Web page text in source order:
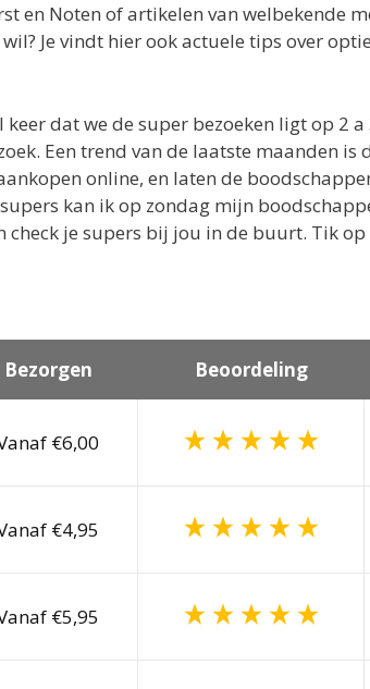
en Noten of artikelen van welbekende
Je vindt hier ook actuele tips over
dat we de super bezoeken ligt op 2
Een trend van de laatste maanden
online, en laten de
kan ik op zondag mijn
check je supers bij jou in de buurt. Tik
Bezorgen Beoordeling
€6,00
€4,95
€5,95